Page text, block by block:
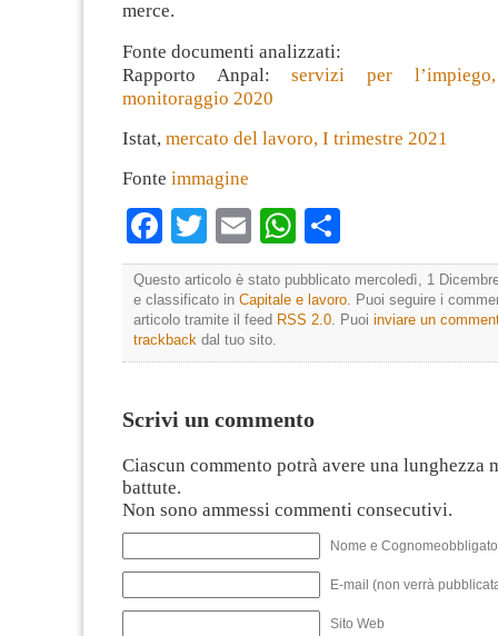
merce.
Fonte documenti analizzati:
Rapporto Anpal:servizi per
monitoraggio 2020
Istat, mercato del lavoro, I trimestre 2021
Fonte immagine
Facebook
TwitterEmailWhatsApp
Questo articolo è stato pubblicato mercoledì, 1
e classificato in Capitale e lavoro. Puoi seguire i
articolo tramite il feed RSS 2.0. Puoi inviare un
trackback dal tuo sito.
Scrivi un commento
Ciascun commento potrà avere una lunghezza
battute.
Non sono ammessi commenti consecutivi.
Nome e
E-mail (non verrà
Sito Web